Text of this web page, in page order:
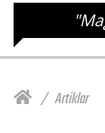
Artiklar